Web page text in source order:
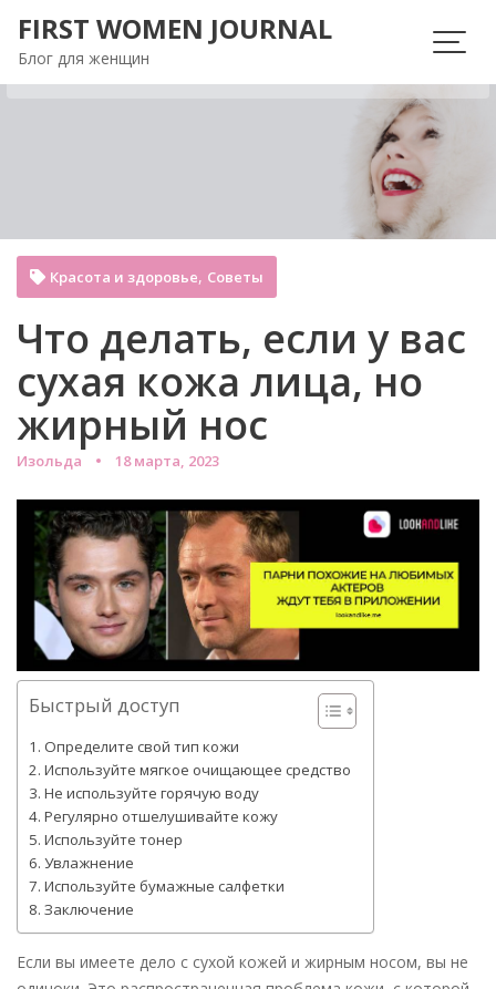
содержимому
FIRST WOMEN JOURNAL
Блог для женщин
Что делать, если у вас
сухая кожа лица, но
жирный нос
Изольда 18 марта, 2023
Красота и здоровье, Советы
Быстрый доступ
Определите свой тип кожи
Используйте мягкое очищающее средство
Не используйте горячую воду
Регулярно отшелушивайте кожу
Используйте тонер
Увлажнение
Используйте бумажные салфетки
Заключение
Если вы имеете дело с сухой кожей и жирным носом, вы не